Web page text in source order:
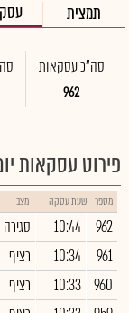
תמצית
סה"כ עסקאות
962
פירוט עסקאות
מספר שעת עסקה מצב
962
10:44 סגירה
961
10:34 רציף
960
10:33 רציף